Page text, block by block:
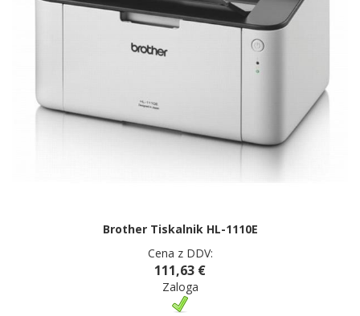
Brother Tiskalnik HL-1110E
Cena z DDV:
111,63 €
Zaloga